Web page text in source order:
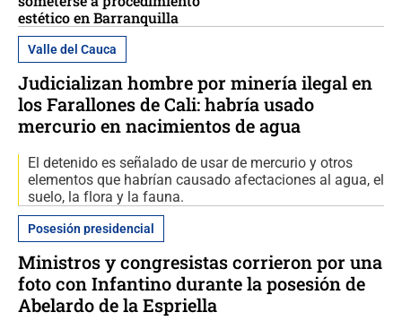
estético en Barranquilla
Valle del Cauca
Judicializan hombre por minería ilegal en
los Farallones de Cali: habría usado
mercurio en nacimientos de agua
El detenido es señalado de usar de mercurio y otros
elementos que habrían causado afectaciones al agua, el
suelo, la flora y la fauna.
Posesión presidencial
Ministros y congresistas corrieron por una
foto con Infantino durante la posesión de
Abelardo de la Espriella